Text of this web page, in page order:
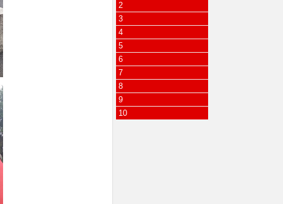
2
3
4
5
6
7
8
9
10